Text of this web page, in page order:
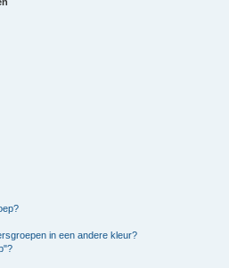
in een andere kleur?